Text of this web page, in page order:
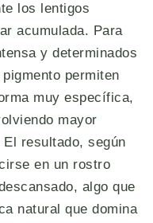
los lentigos
acumulada. Para
y determinados
permiten
muy específica,
mayor
resultado, según
en un rostro
algo que
natural que domina